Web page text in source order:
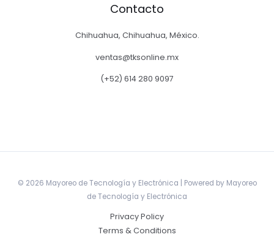
Contacto
Chihuahua, Chihuahua, México.
ventas@tksonline.mx
(+52) 614 280 9097
© 2026 Mayoreo de Tecnología y Electrónica | Powered by Mayoreo
de Tecnología y Electrónica
Privacy Policy
Terms & Conditions